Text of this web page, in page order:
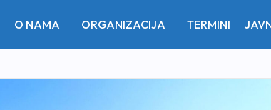
O NAMA ORGANIZACIJA TERMINI